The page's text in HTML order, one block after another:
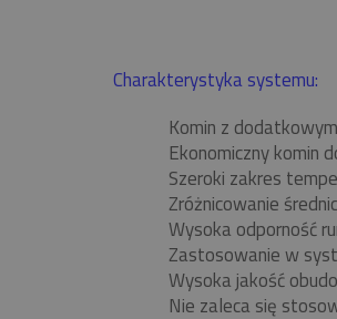
Charakterystyka systemu:
Komin z
Ekonomiczny komin
Szeroki zakres
Zróżnicowanie
Wysoka odporność
Zastosowanie w
Wysoka jakość
Nie zaleca się